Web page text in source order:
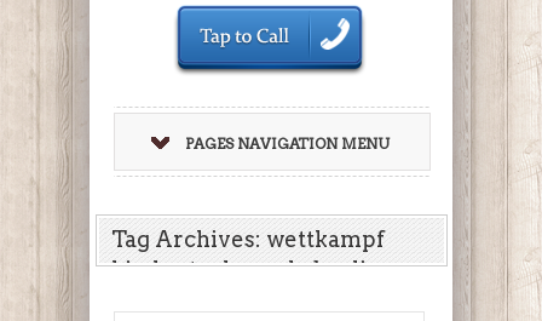
PAGES NAVIGATION MENU
Tag Archives: wettkampf
kinder taekwondo berlin